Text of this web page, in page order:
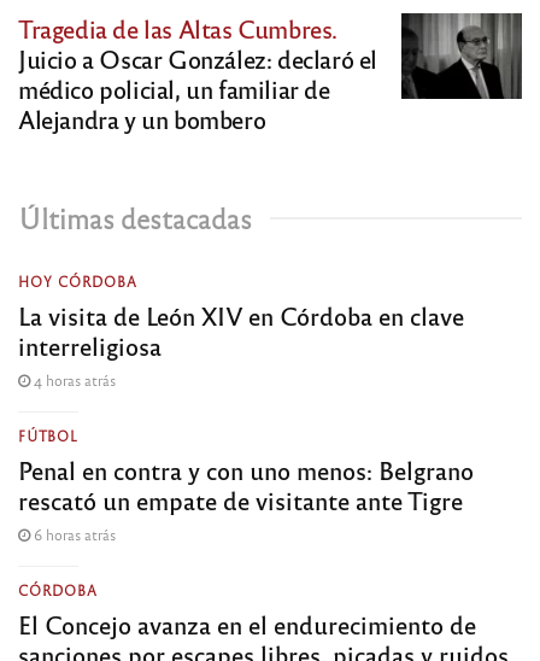
Tragedia de las Altas Cumbres.
Juicio a Oscar González: declaró el
médico policial, un familiar de
Alejandra y un bombero
Últimas destacadas
HOY CÓRDOBA
La visita de León XIV en Córdoba en clave
interreligiosa
4 horas atrás
FÚTBOL
Penal en contra y con uno menos: Belgrano
rescató un empate de visitante ante Tigre
6 horas atrás
CÓRDOBA
El Concejo avanza en el endurecimiento de
sanciones por escapes libres, picadas y ruidos